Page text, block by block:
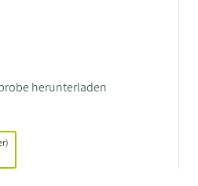
herunterladen